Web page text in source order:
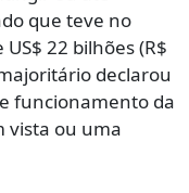
que teve no
22 bilhões (R$
declarou
funcionamento da
vista ou uma